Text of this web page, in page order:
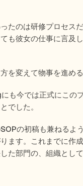
たのは研修プロセス
も彼女の仕事に言及
を変えて物事を進め
も今では正式にこの
でした。
の初稿も兼ねるよ
ます。これまでに作
た部門の、組織とし